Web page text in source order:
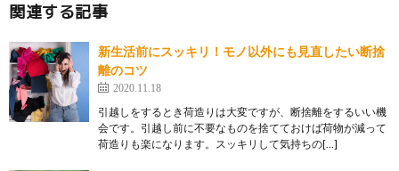
関連する記事
新生活前にスッキリ！モノ以外にも見直したい断捨
離のコツ
2020.11.18
引越しをするとき荷造りは大変ですが、断捨離をするいい機
会です。引越し前に不要なものを捨てておけば荷物が減って
荷造りも楽になります。スッキリして気持ちの[…]